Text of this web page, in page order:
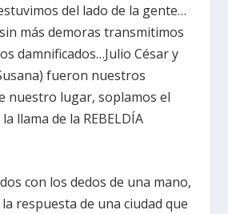
del lado de la gente…
más demoras transmitimos
damnificados…Julio César y
fueron nuestros
nuestro lugar, soplamos el
llama de la REBELDÍA
con los dedos de una mano,
respuesta de una ciudad que